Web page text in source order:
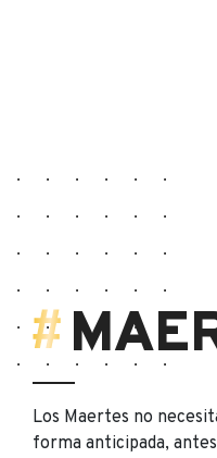
Los Maertes no
forma anticipada,